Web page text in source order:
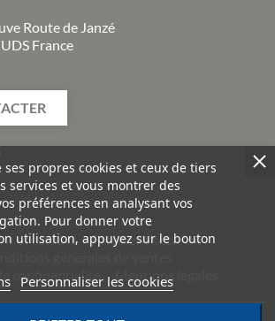
Route de Janzé
France
et retours
Paiement sécurisé
confidentialité
Mentions légales
ses propres cookies et ceux de tiers
services et vous montrer des
préférences en analysant vos
Pour donner votre
utilisation, appuyez sur le bouton
Personnaliser les cookies